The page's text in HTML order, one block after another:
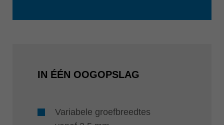
IN ÉÉN OOGOPSLAG
Variabele groefbreedtes